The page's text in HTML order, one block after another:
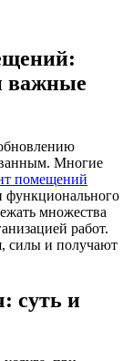
важные
Многие
помещений
функционального
множества
работ.
силы и получают
суть и